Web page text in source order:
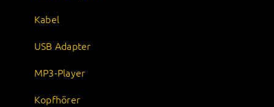
Kabel
USB Adapter
MP3-Player
Kopfhörer